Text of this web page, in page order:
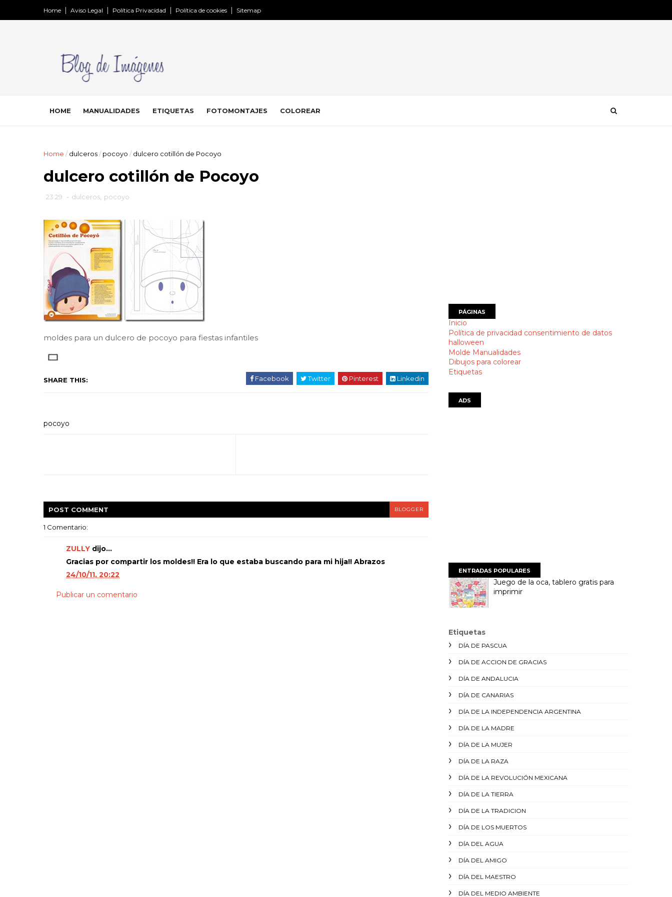
Home Aviso Legal Política Privacidad Política de cookies Sitemap
HOME MANUALIDADES ETIQUETAS FOTOMONTAJES COLOREAR
Home / dulceros/ pocoyo / dulcero cotillón de Pocoyo
dulcero cotillón de Pocoyo
23:29 - dulceros pocoyo
moldes para un dulcero de pocoyo para fiestas infantiles
SHARE THIS: Facebook Twitter Pinterest Linkedin
pocoyo
POST COMMENT BLOGGER
1 Comentario:
ZULLY dijo...
Gracias por compartir los moldes!! Era lo que estaba buscando para mi hija!! Abrazos
24/10/11, 20:22
Publicar un comentario
PÁGINAS
Inicio
Política de privacidad consentimiento de datos
halloween
Molde Manualidades
Dibujos para colorear
Etiquetas
ADS
ENTRADAS POPULARES
Juego de la oca, tablero gratis para
imprimir
Etiquetas
DÍA DE PASCUA
DÍA DE ACCION DE GRACIAS
DÍA DE ANDALUCIA
DÍA DE CANARIAS
DÍA DE LA INDEPENDENCIA ARGENTINA
DÍA DE LA MADRE
DÍA DE LA MUJER
DÍA DE LA RAZA
DÍA DE LA REVOLUCIÓN MEXICANA
DÍA DE LA TIERRA
DÍA DE LA TRADICION
DÍA DE LOS MUERTOS
DÍA DEL AGUA
DÍA DEL AMIGO
DÍA DEL MAESTRO
DÍA DEL MEDIO AMBIENTE